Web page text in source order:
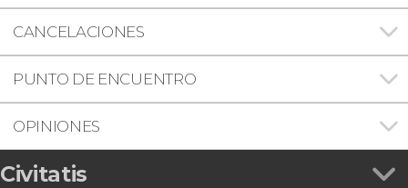
CANCELACIONES
PUNTO DE ENCUENTRO
OPINIONES
Civitatis